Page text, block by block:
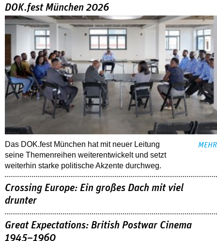
DOK.fest München 2026
Das DOK.fest München hat mit neuer Leitung
seine Themenreihen weiterentwickelt und setzt
weiterhin starke politische Akzente durchweg.
MEHR
Crossing Europe: Ein großes Dach mit viel
drunter
Great Expectations: British Postwar Cinema
1945–1960